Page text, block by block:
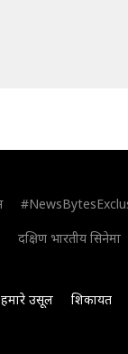
दक्षिण भारतीय सिनेमा
हमारे उसूल शिकायत